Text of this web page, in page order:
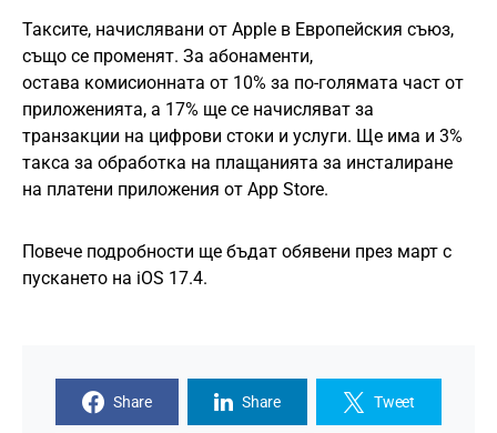
Таксите, начислявани от Apple в Европейския съюз,
също се променят. За абонаменти,
остава комисионната от 10% за по-голямата част от
приложенията, а 17% ще се начисляват за
транзакции на цифрови стоки и услуги. Ще има и 3%
такса за обработка на плащанията за инсталиране
на платени приложения от App Store.
Повече подробности ще бъдат обявени през март с
пускането на iOS 17.4.
Share Share Tweet